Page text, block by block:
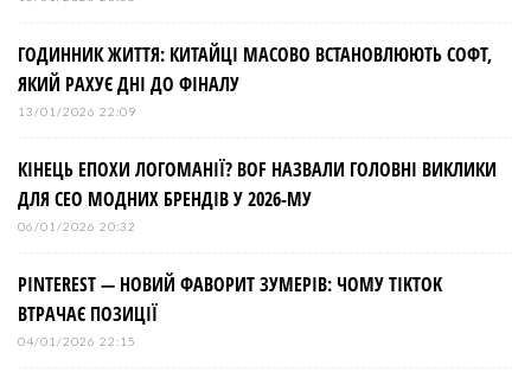
ГОДИННИК ЖИТТЯ: КИТАЙЦІ МАСОВО ВСТАНОВЛЮЮТЬ СОФТ,
ЯКИЙ РАХУЄ ДНІ ДО ФІНАЛУ
13/01/2026 22:09
КІНЕЦЬ ЕПОХИ ЛОГОМАНІЇ? BOF НАЗВАЛИ ГОЛОВНІ ВИКЛИКИ
ДЛЯ СЕО МОДНИХ БРЕНДІВ У 2026-МУ
06/01/2026 20:32
PINTEREST — НОВИЙ ФАВОРИТ ЗУМЕРІВ: ЧОМУ TIKTOK
ВТРАЧАЄ ПОЗИЦІЇ
04/01/2026 22:15